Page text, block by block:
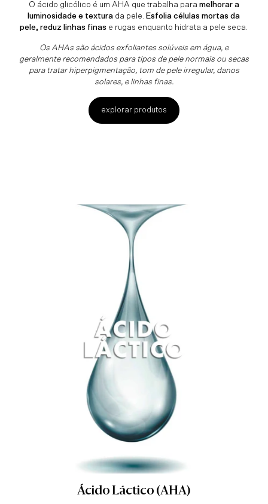
O ácido glicólico é um AHA que trabalha para melhorar a
luminosidade e textura da pele. Esfolia células mortas da
pele, reduz linhas finas e rugas enquanto hidrata a pele seca.
Os AHAs são ácidos exfoliantes solúveis em água, e
geralmente recomendados para tipos de pele normais ou secas
para tratar hiperpigmentação, tom de pele irregular, danos
solares, e linhas finas.
explorar produtos
Ácido Láctico (AHA)